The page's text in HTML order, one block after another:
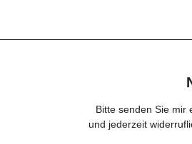
Bitte senden Sie mir
und jederzeit